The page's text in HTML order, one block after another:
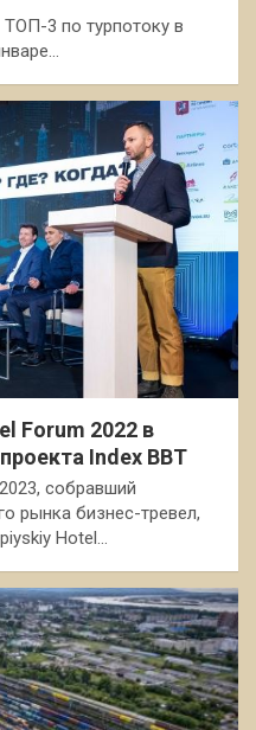
3 по турпотоку в
Forum 2022 в
Index BBT
собравший
рынка бизнес-тревел,
Hotel…